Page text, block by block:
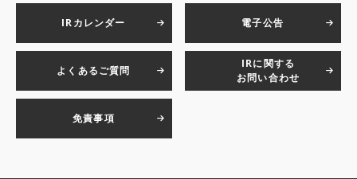
IRカレンダー 電子公告
よくあるご質問
IRに関する
お問い合わせ
免責事項